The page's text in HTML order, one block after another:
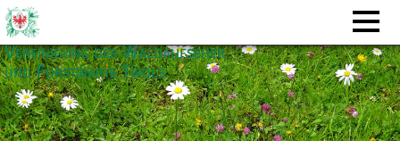
Vereinigung der Waldaufseher
und Forstwarte Tirols